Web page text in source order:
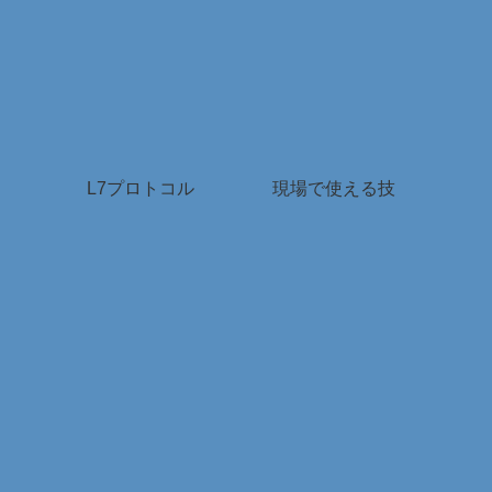
L7プロトコル 現場で使える技